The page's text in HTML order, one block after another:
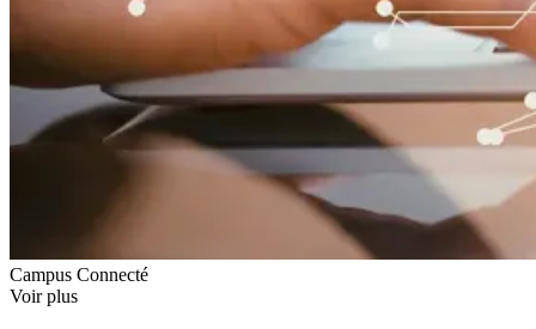
Campus Connecté
Voir plus